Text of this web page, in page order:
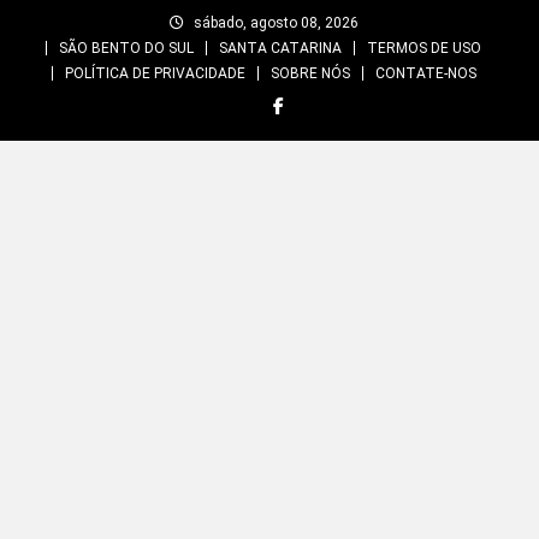
sábado, agosto 08, 2026
SÃO BENTO DO SUL
SANTA CATARINA
TERMOS DE USO
POLÍTICA DE PRIVACIDADE
SOBRE NÓS CONTATE-NOS